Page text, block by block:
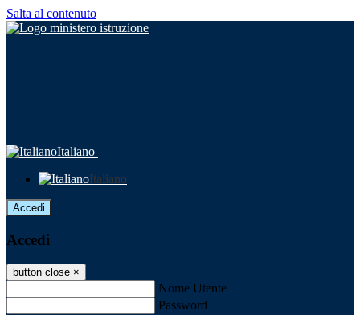
Salta al contenuto
Italiano
Italiano
Accedi
Accedi
button close ×
Nome Utente
Password